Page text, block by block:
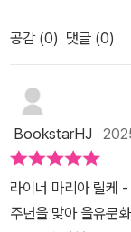
작품은 그리스 신화
래합니다. 릴케는 오르페우스를 ‘죽어서도 자연 속에 노래로 존재하
는 신’으로 해석하며
을 강조합니다. 🎨 현대 예술가들에게 미친 영향 릴케의 작품은 문학
을 넘어 회화, 조각,
독일 화가 안젤름 키
주 활용했습니다. 현대 작곡가들도 릴케의 시를 바탕으로 여러 곡을
작곡했으며, 그의 시
다. 🧭 릴케의 철학과 메시지 릴케는 우리가 ‘덧없는 삶’을 받아들이
깊이 탐구하며 현대
주제로 동서양을 아
미친 현대 고전이라
지 않다.​나의 견문
족하다.​이런 이유는
사유가 되기도 한다.
공감 (0) 댓글 (0)
BookstarHJ
라이너 마리아 릴케
주년을 맞아 을유문